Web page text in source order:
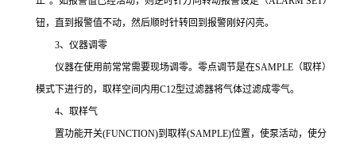
钮，直到报警值不动，然后顺时针转回到报警刚好闪亮。
3、仪器调零
仪器在使用前常常需要现场调零。零点调节是在SAMPLE（取样）
模式下进行的，取样空间内用C12型过滤器将气体过滤成零气。
4、取样气
置功能开关(FUNCTION)到取样(SAMPLE)位置，使泵活动，使分